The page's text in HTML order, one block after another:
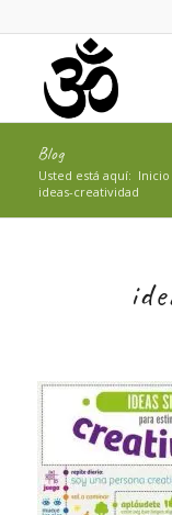
Blog
Usted está aquí: Inicio
ideas-creatividad